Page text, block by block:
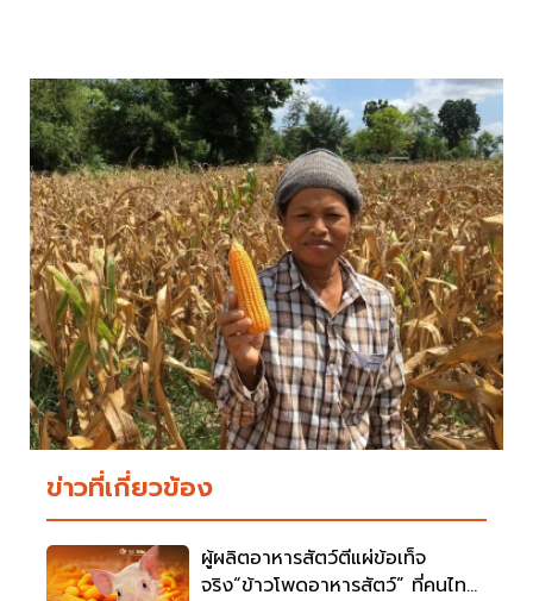
ข่าวที่เกี่ยวข้อง
ผู้ผลิตอาหารสัตว์ตีแผ่ข้อเท็จ
จริง“ข้าวโพดอาหารสัตว์” ที่คนไทย